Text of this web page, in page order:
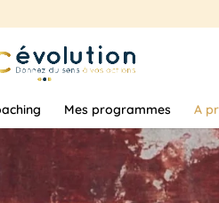
Mes programmes A